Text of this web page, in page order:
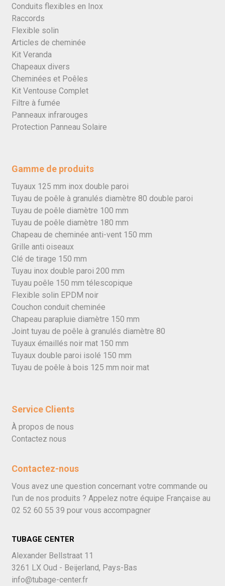
Conduits flexibles en Inox
Raccords
Flexible solin
Articles de cheminée
Kit Veranda
Chapeaux divers
Cheminées et Poêles
Kit Ventouse Complet
Filtre à fumée
Panneaux infrarouges
Protection Panneau Solaire
Gamme de produits
Tuyaux 125 mm inox double paroi
Tuyau de poêle à granulés diamètre 80 double paroi
Tuyau de poêle diamètre 100 mm
Tuyau de poêle diamètre 180 mm
Chapeau de cheminée anti-vent 150 mm
Grille anti oiseaux
Clé de tirage 150 mm
Tuyau inox double paroi 200 mm
Tuyau poêle 150 mm télescopique
Flexible solin EPDM noir
Couchon conduit cheminée
Chapeau parapluie diamètre 150 mm
Joint tuyau de poêle à granulés diamètre 80
Tuyaux émaillés noir mat 150 mm
Tuyaux double paroi isolé 150 mm
Tuyau de poêle à bois 125 mm noir mat
Service Clients
À propos de nous
Contactez nous
Contactez-nous
Vous avez une question concernant votre commande ou
l'un de nos produits ? Appelez notre équipe Française au
02 52 60 55 39 pour vous accompagner
TUBAGE CENTER
Alexander Bellstraat 11
3261 LX Oud - Beijerland, Pays-Bas
info@tubage-center.fr